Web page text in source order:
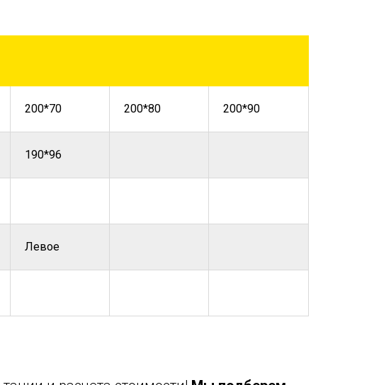
200*70 200*80 200*90
190*96
Левое